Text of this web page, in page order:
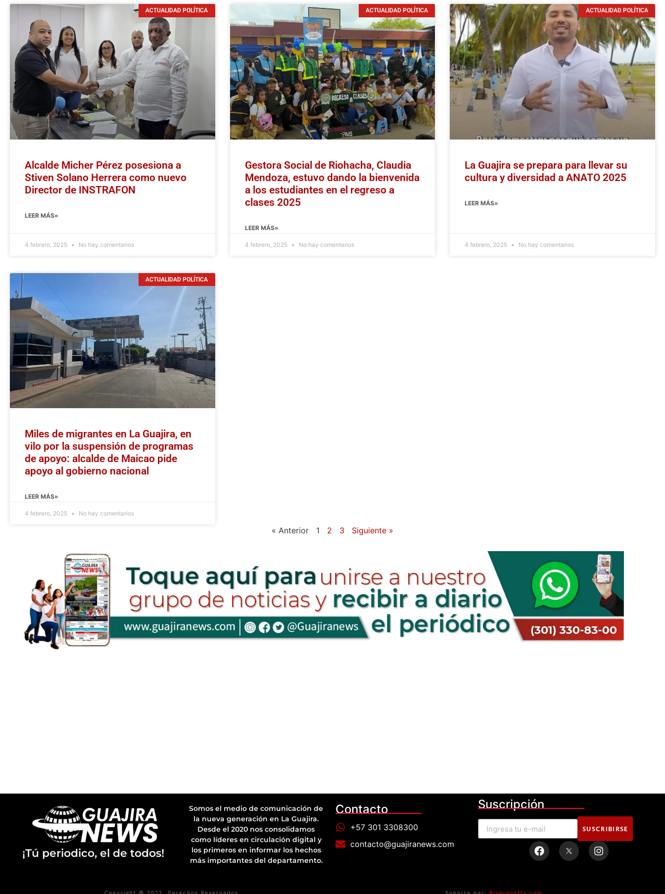
ACTUALIDAD POLÍTICA
Alcalde Micher Pérez posesiona a
Stiven Solano Herrera como nuevo
Director de INSTRAFON
LEER MÁS»
4 febrero, 2025 No hay comentarios
ACTUALIDAD POLÍTICA
Gestora Social de Riohacha, Claudia
Mendoza, estuvo dando la bienvenida
a los estudiantes en el regreso a
clases 2025
LEER MÁS»
4 febrero, 2025 No hay comentarios
ACTUALIDAD POLÍTICA
La Guajira se prepara para llevar su
cultura y diversidad a ANATO 2025
LEER MÁS»
4 febrero, 2025 No hay comentarios
ACTUALIDAD POLÍTICA
Miles de migrantes en La Guajira, en
vilo por la suspensión de programas
de apoyo: alcalde de Maicao pide
apoyo al gobierno nacional
LEER MÁS»
4 febrero, 2025 No hay comentarios
« Anterior 1 2 3 Siguiente »
¡Tú periodico, el de todos!
Somos el medio de comunicación de
la nueva generación en La Guajira.
Desde el 2020 nos consolidamos
como líderes en circulación digital y
los primeros en informar los hechos
más importantes del departamento.
Contacto
+57 301 3308300
contacto@guajiranews.com
Suscripción
SUSCRIBIRSE
Copyright © 2022. Derechos Reservados Soporte por: Riverasofts.com